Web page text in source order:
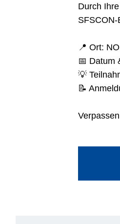
Durch
📍 Ort:
📅 Datum
💡
📝